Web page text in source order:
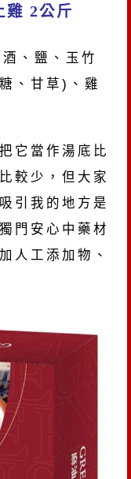
雞 2公斤
、鹽、玉竹
、甘草)、雞
它當作湯底比
較少，但大家
引我的地方是
門安心中藥材
人工添加物、